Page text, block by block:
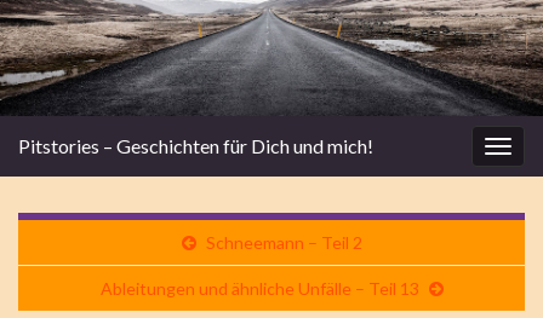
Pitstories – Geschichten für Dich und mich!
Schneemann – Teil 2
Ableitungen und ähnliche Unfälle – Teil 13